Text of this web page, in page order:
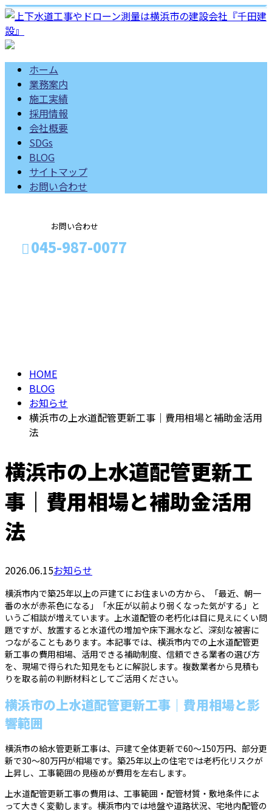
ホーム
業務案内
施工実績
採用情報
会社概要
SDGs
BLOG
サイトマップ
お問い合わせ
お問い合わせ
045-987-0077
HOME
BLOG
お知らせ
横浜市の上水道配管更新工事｜費用相場と補助金活用
法
横浜市の上水道配管更新工
事｜費用相場と補助金活用
法
2026.06.15お知らせ
横浜市内で築25年以上の戸建てにお住まいの方から、「最近、朝一
番の水が赤茶色になる」「水圧が以前より弱くなった気がする」と
いうご相談が増えています。上水道配管の老朽化は目に見えにくい問
題ですが、放置すると水道代の増加や床下漏水など、深刻な被害に
つながることもあります。本記事では、横浜市内での上水道配管更
新工事の費用相場、活用できる補助制度、信頼できる業者の選び方
を、現場で得られた知見をもとに解説します。複数業者から見積も
りを取る前の判断材料としてご活用ください。
横浜市の上水道配管更新工事｜費用相場と影
響範囲
横浜市の給水管更新工事は、戸建て全体更新で60〜150万円、部分更
新で30〜80万円が相場です。築25年以上の住宅では老朽化リスクが
上昇し、工事範囲の見極めが費用を左右します。
上水道配管更新工事の費用は、工事範囲・配管材質・敷地条件によ
って大きく変動します。横浜市内では地盤や道路状況、宅地内配管の